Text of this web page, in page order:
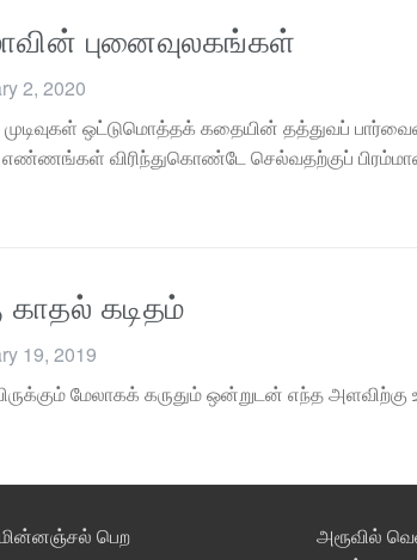
புனைவுலகங்கள்
2, 2020
ஒட்டுமொத்தக் கதையின் தத்துவப்
எண்ணங்கள் விரிந்துகொண்டே செல்வதற்குப்
காதல் கடிதம்
19, 2019
மேலாகக் கருதும் ஒன்றுடன் எந்த அளவிற்கு
பெற
அரூவில்